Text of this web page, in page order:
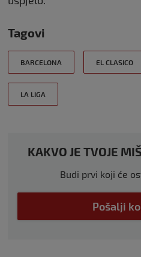
Tagovi
BARCELONA EL CLASICO
LA LIGA
KAKVO JE TVOJE
Budi prvi koji će
Pošalji